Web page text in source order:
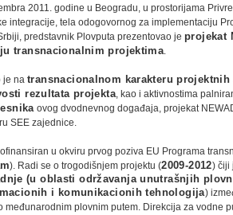
2011. godine u Beogradu, u prostorijama
integracije, tela odogovornog za implementaciju
predstavnik Plovputa prezentovao jeprojekat
transnacionalnim projektima.
je natransnacionalnom karakteru
rezultata projekta, kao i aktivnostima
ovog dvodnevnog događaja, projekat
SEE zajednice.
u okviru prvog poziva EU Programa
). Radi se o trogodišnjem projektu (2009-2012) čiji
(u oblasti održavanja unutrašnjih
i komunikacionih tehnologija)
međunarodnim plovnim putem. Direkcija za vodne